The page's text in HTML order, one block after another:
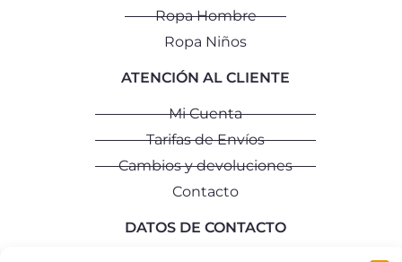
Ropa Hombre
Ropa Niños
ATENCIÓN AL CLIENTE
Mi Cuenta
Tarifas de Envíos
Cambios y devoluciones
Contacto
DATOS DE CONTACTO